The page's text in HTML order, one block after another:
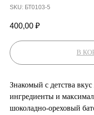
SKU: БТ0103-5
400,00 ₽
В
Знакомый с детства
ингредиенты и
шоколадно-ореховый